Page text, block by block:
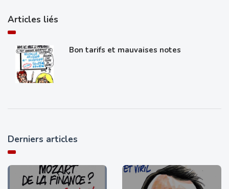
Articles liés
Bon tarifs et mauvaises notes
Derniers articles